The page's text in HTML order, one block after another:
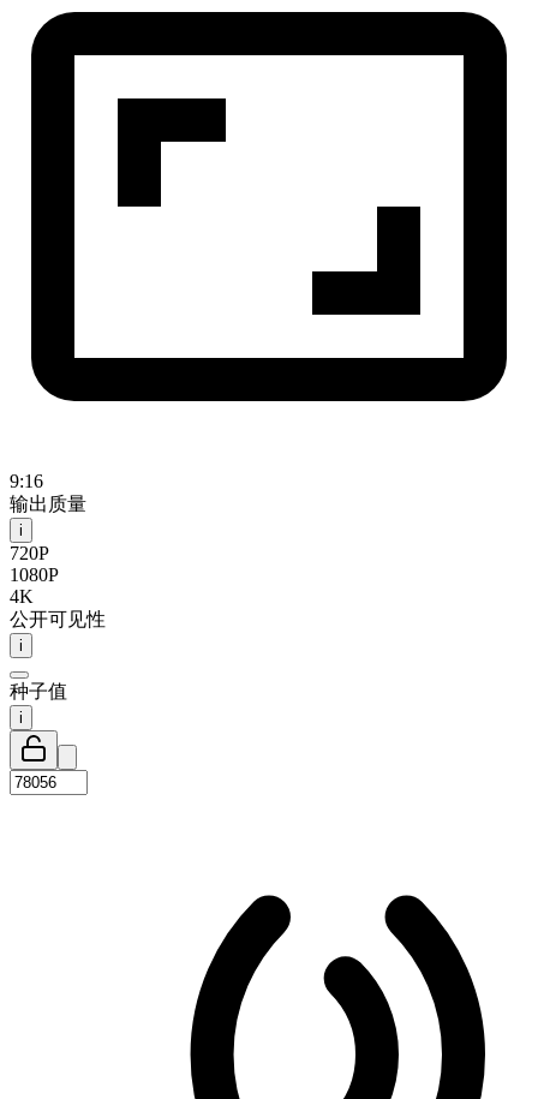
9:16
输出质量
i
720P
1080P
4K
公开可见性
i
种子值
i